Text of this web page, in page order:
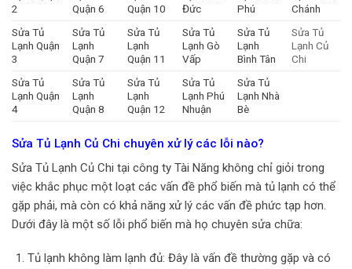
2
Quận 6
Quận 10
Đức
Phú
Chánh
Sửa Tủ
Lạnh Quận
3
Sửa Tủ
Lạnh
Quận 7
Sửa Tủ
Lạnh
Quận 11
Sửa Tủ
Lạnh Gò
Vấp
Sửa Tủ
Lạnh
Bình Tân
Sửa Tủ
Lạnh Củ
Chi
Sửa Tủ
Lạnh Quận
4
Sửa Tủ
Lạnh
Quận 8
Sửa Tủ
Lạnh
Quận 12
Sửa Tủ
Lạnh Phú
Nhuận
Sửa Tủ
Lạnh Nhà
Bè
Sửa Tủ Lạnh Củ Chi chuyên xử lý các lỗi nào?
Sửa Tủ Lạnh Củ Chi tại công ty Tài Năng không chỉ giỏi trong
việc khắc phục một loạt các vấn đề phổ biến mà tủ lạnh có thể
gặp phải, mà còn có khả năng xử lý các vấn đề phức tạp hơn.
Dưới đây là một số lỗi phổ biến mà họ chuyên sửa chữa:
Tủ lạnh không làm lạnh đủ: Đây là vấn đề thường gặp và có